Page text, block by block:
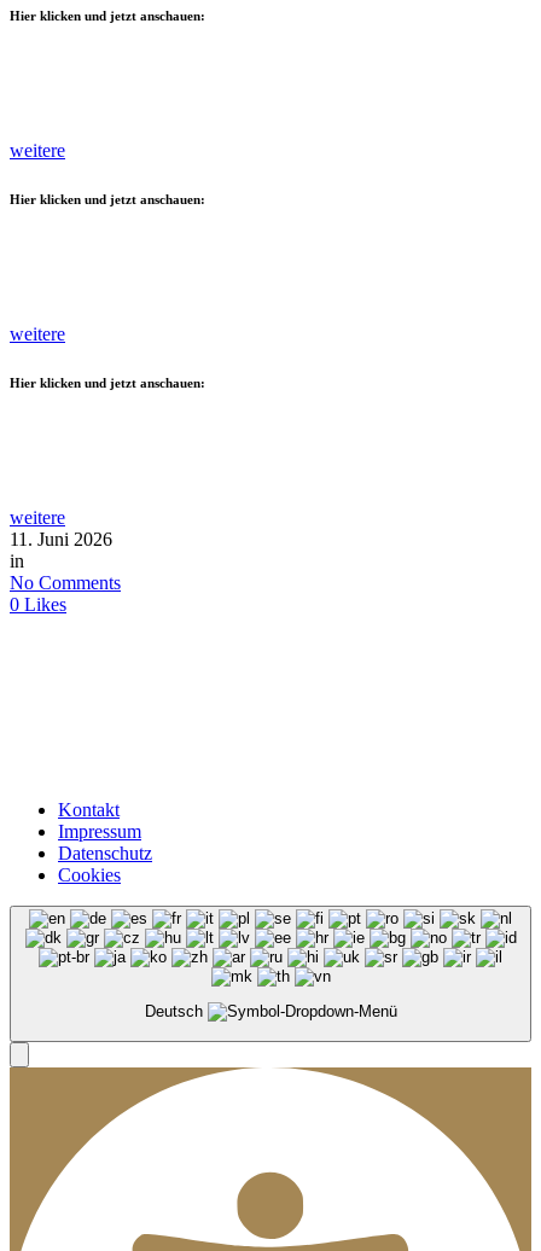
Hier klicken und jetzt anschauen:
weitere
Hier klicken und jetzt anschauen:
weitere
Hier klicken und jetzt anschauen:
weitere
11. Juni 2026
in
No Comments
0 Likes
Kontakt
Impressum
Datenschutz
Cookies
Deutsch